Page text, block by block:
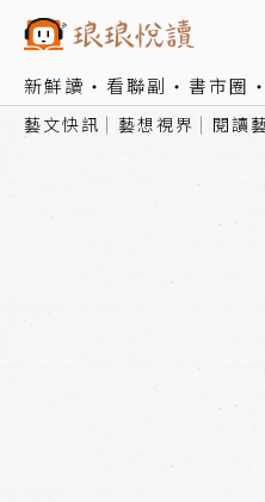
新鮮讀 看聯副 書市圈
藝文快訊 藝想視界 閱讀